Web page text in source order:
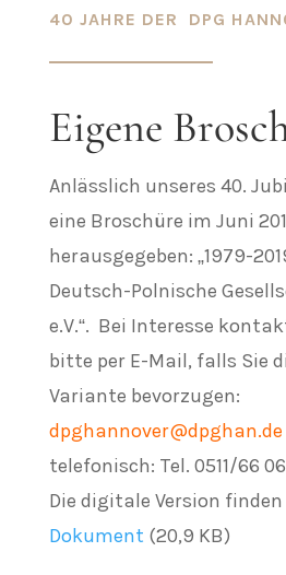
40 JAHRE DER DPG
Eigene
Anlässlich unseres 40.
eine Broschüre im Juni
herausgegeben: „1979-
Deutsch-Polnische
e.V.“. Bei Interesse
bitte per E-Mail, falls Sie
Variante bevorzugen:
dpghannover@dpghan.de
telefonisch: Tel. 0511/66
Die digitale Version
Dokument (20,9 KB)